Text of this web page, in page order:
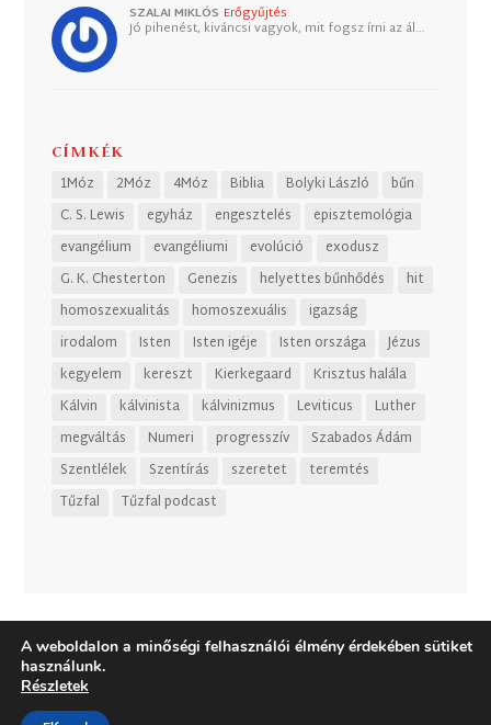
SZALAI MIKLÓS Erőgyűjtés
Jó pihenést, kiváncsi vagyok, mit fogsz írni az ál…
CÍMKÉK
1Móz 2Móz 4Móz Biblia Bolyki László
bűn
C. S. Lewis
egyház engesztelés
episztemológia
evangélium
evangéliumi evolúció
exodusz
G. K. Chesterton
Genezis helyettes bűnhődés
hit
homoszexualitás
homoszexuális
igazság
irodalom
Isten Isten igéje Isten országa
Jézus
kegyelem
kereszt Kierkegaard
Krisztus halála
Kálvin
kálvinista kálvinizmus Leviticus
Luther
megváltás
Numeri progresszív
Szabados Ádám
Szentlélek
Szentírás szeretet
teremtés
Tűzfal
Tűzfal podcast
A weboldalon a minőségi felhasználói élmény érdekében sütiket
használunk.
Részletek